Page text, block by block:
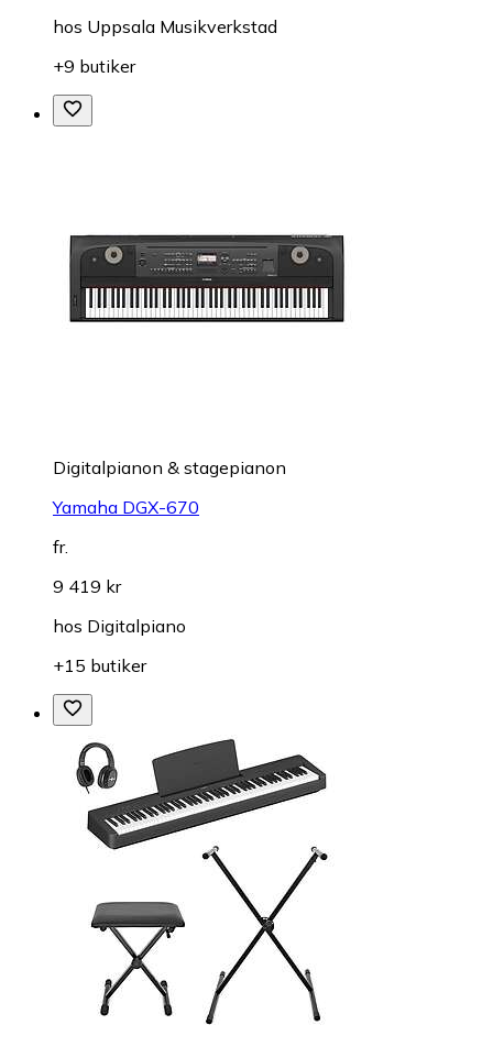
hos Uppsala Musikverkstad
+9 butiker
Digitalpianon & stagepianon
Yamaha DGX-670
fr.
9 419 kr
hos Digitalpiano
+15 butiker